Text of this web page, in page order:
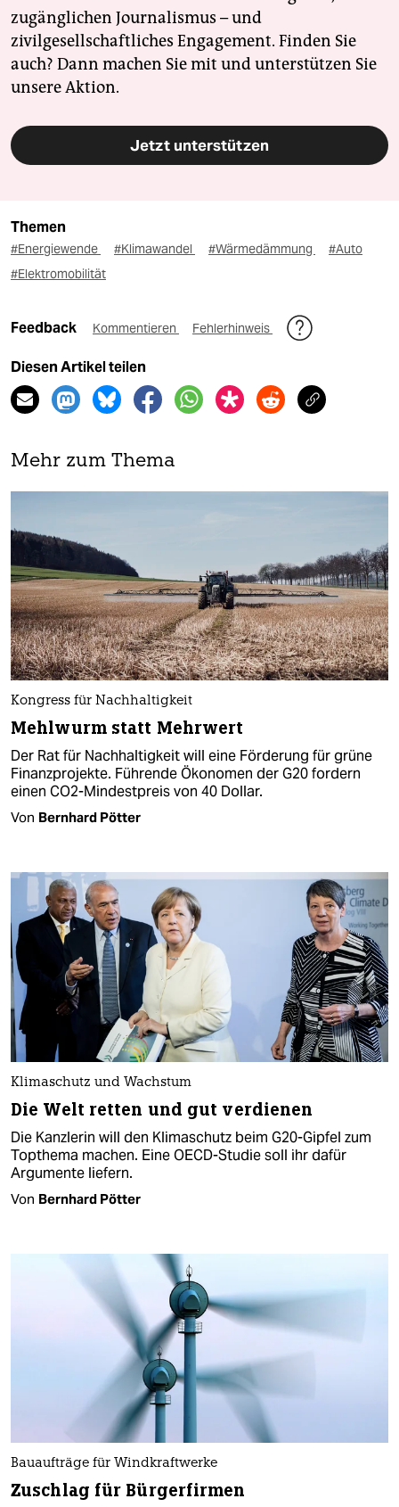
zugänglichen Journalismus – und
zivilgesellschaftliches Engagement. Finden Sie
auch? Dann machen Sie mit und unterstützen Sie
unsere Aktion.
Jetzt unterstützen
Themen
#Energiewende #Klimawandel #Wärmedämmung
#Auto
#Elektromobilität
Feedback Kommentieren Fehlerhinweis
Diesen Artikel teilen
Mehr zum Thema
Kongress für Nachhaltigkeit
Mehlwurm statt Mehrwert
Der Rat für Nachhaltigkeit will eine Förderung für grüne
Finanzprojekte. Führende Ökonomen der G20 fordern
einen CO2-Mindestpreis von 40 Dollar.
Von Bernhard Pötter
Klimaschutz und Wachstum
Die Welt retten und gut verdienen
Die Kanzlerin will den Klimaschutz beim G20-Gipfel zum
Topthema machen. Eine OECD-Studie soll ihr dafür
Argumente liefern.
Von Bernhard Pötter
Bauaufträge für Windkraftwerke
Zuschlag für Bürgerfirmen